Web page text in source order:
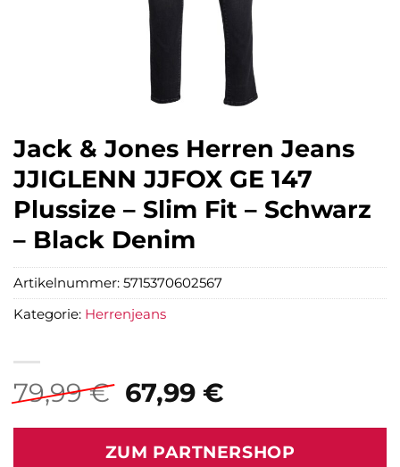
Jack & Jones Herren Jeans
JJIGLENN JJFOX GE 147
Plussize – Slim Fit – Schwarz
– Black Denim
79,99€ Ursprünglicher
Preis
war:
67,99 €Aktueller
ist:
ZUM PARTNERSHOP
Artikelnummer: 5715370602567
Kategorie: Herrenjeans